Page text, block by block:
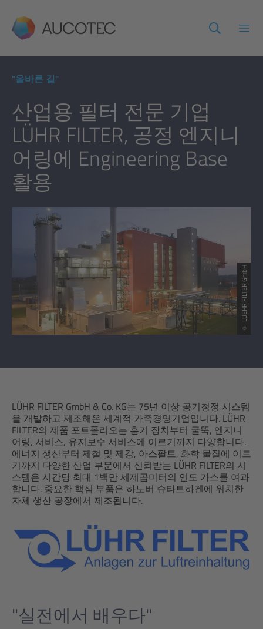
AUCOTEC
메
"올바른 길"
산업용 필터 전문 기업
LÜHR FILTER, 공정 엔지니
어링에 Engineering Base
활용
© LUEHR FILTER GmbH
LÜHR FILTER GmbH & Co. KG는 75년 이상 공기청정 시스템
을 개발하고 제조해온 세계적 가족경영기업입니다. LÜHR
FILTER의 제품 포트폴리오는 흡기 장치부터 굴뚝, 엔지니
어링, 서비스, 유지보수 서비스에 이르기까지 다양합니다.
에너지 생산부터 제철 및 제강, 아스팔트, 화학 물질에 이르
기까지 다양한 산업 부문에서 신뢰받는 LÜHR FILTER의 시
스템은 시간당 최대 1백만 세제곱미터의 연도 가스를 여과
합니다. 중요한 핵심 부품은 하노버 슈타트하겐에 위치한
자체 생산 공장에서 제조됩니다.
"실전에서 배우다"